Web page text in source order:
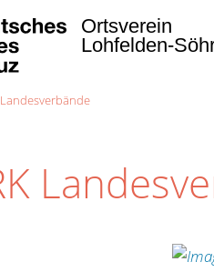
Ortsverein
Lohfelden-
Landesverbände